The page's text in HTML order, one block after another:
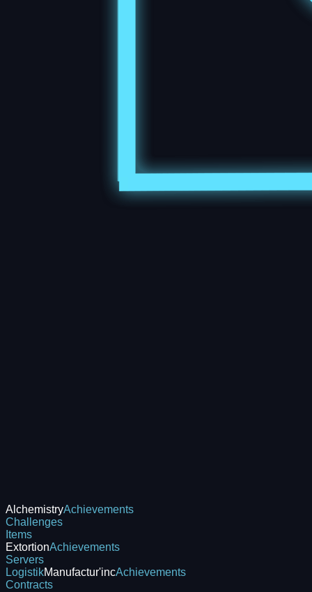
AlchemistryAchievements
Challenges
Items
ExtortionAchievements
Servers
LogistikManufactur'incAchievements
Contracts